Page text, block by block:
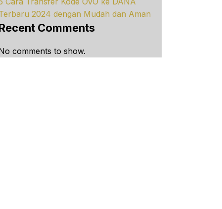
2024 dengan Mudah dan Aman
Comments
comments to show.